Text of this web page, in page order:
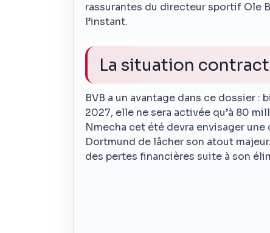
rassurantes du directeur sportif Ole
l’instant.
La situation
BVB a un avantage dans ce dossier
2027, elle ne sera activée qu’à 80
Nmecha cet été devra envisager
Dortmund de lâcher son atout
des pertes financières suite à son